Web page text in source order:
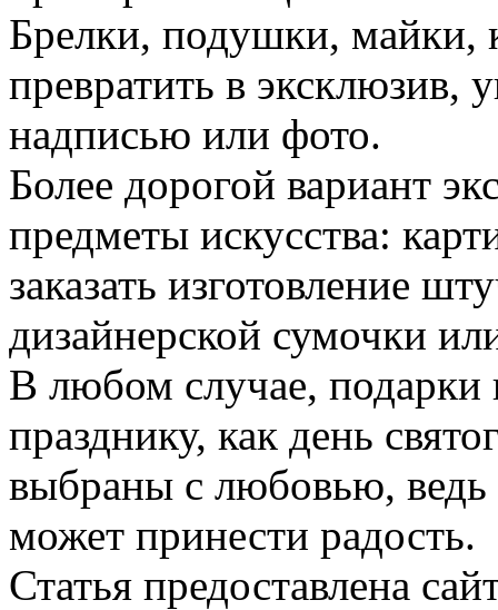
Брелки, подушки,
превратить в эксклюзив,
надписью или фото.
Более дорогой вариант
предметы искусства:
заказать изготовление
дизайнерской сумочки
В любом случае, подарки
празднику, как день
выбраны с любовью, ведь
может принести радость.
Статья предоставлена